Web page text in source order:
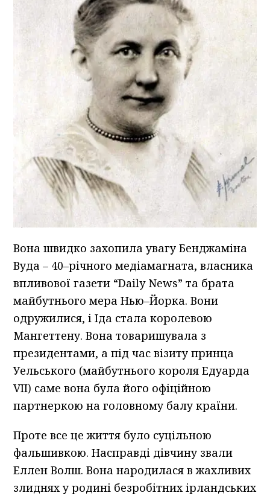
Вона швидко захопила увагу Бенджаміна
Вуда – 40–річного медіамагната, власника
впливової газети “Daily News” та брата
майбутнього мера Нью–Йорка. Вони
одружилися, і Іда стала королевою
Мангеттену. Вона товаришувала з
президентами, а під час візиту принца
Уельського (майбутнього короля Едуарда
VII) саме вона була його офіційною
партнеркою на головному балу країни.
Проте все це життя було суцільною
фальшивкою. Насправді дівчину звали
Еллен Волш. Вона народилася в жахливих
злиднях у родині безробітних ірландських